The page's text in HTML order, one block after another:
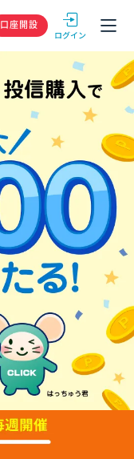
GMOクリック
口座開設